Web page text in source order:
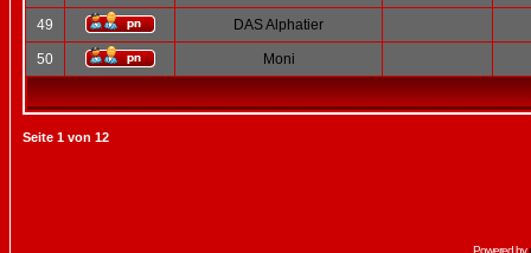
49 DAS Alphatier
50 Moni
Seite 1 von 12
Powered by